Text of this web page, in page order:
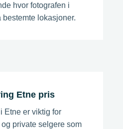
hvor fotografen i
bestemte lokasjoner.
Etne pris
Etne er viktig for
private selgere som